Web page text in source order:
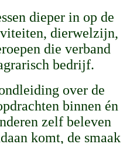
dieper in op de
dierwelzijn,
die verband
bedrijf.
over de
binnen én
zelf beleven
komt, de smaak